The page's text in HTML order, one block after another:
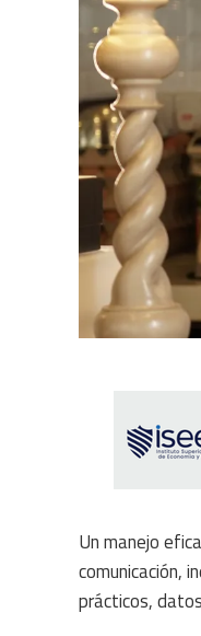
Un manejo
comunicación,
prácticos,